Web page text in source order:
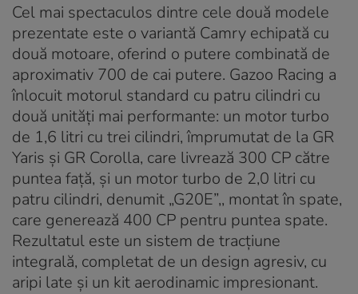
Cel mai spectaculos dintre cele două modele
prezentate este o variantă Camry echipată cu
două motoare, oferind o putere combinată de
aproximativ 700 de cai putere. Gazoo Racing a
înlocuit motorul standard cu patru cilindri cu
două unități mai performante: un motor turbo
de 1,6 litri cu trei cilindri, împrumutat de la GR
Yaris și GR Corolla, care livrează 300 CP către
puntea față, și un motor turbo de 2,0 litri cu
patru cilindri, denumit „G20E”,, montat în spate,
care generează 400 CP pentru puntea spate.
Rezultatul este un sistem de tracțiune
integrală, completat de un design agresiv, cu
aripi late și un kit aerodinamic impresionant.